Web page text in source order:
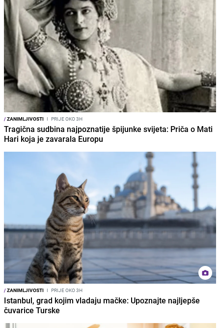
/ZANIMLJIVOSTI I PRIJE OKO 3H
Tragična sudbina najpoznatije špijunke svijeta: Priča o Mati
Hari koja je zavarala Europu
/ZANIMLJIVOSTI I PRIJE OKO 3H
Istanbul, grad kojim vladaju mačke: Upoznajte najljepše
čuvarice Turske